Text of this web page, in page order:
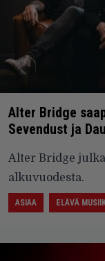
Alter Bridge
Sevendust ja
Alter Bridge
alkuvuodesta.
ASIAA ELÄVÄ